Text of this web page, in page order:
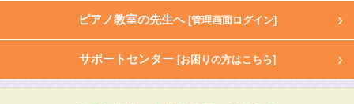
ピアノ教室の先生へ [管理画面ログイン]
サポートセンター [お困りの方はこちら]